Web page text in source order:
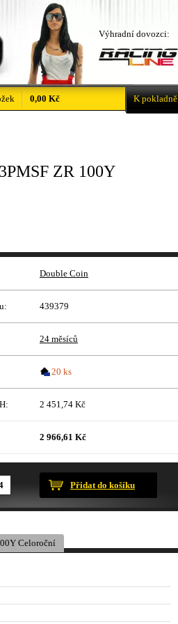
ZR 100Y
Double Coin
439379
24 měsíců
20 ks
2 451,74 Kč
2 966,61 Kč
Přidat do košíku
Celoroční
Výhradní dovozci:
0,00 Kč K pokladně